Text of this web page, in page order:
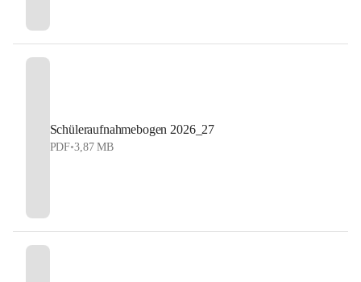
Schüleraufnahmebogen 2026_27
PDF•3,87 MB